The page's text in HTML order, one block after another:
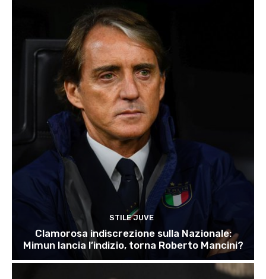
STILE JUVE
Clamorosa indiscrezione sulla Nazionale:
Mimun lancia l’indizio, torna Roberto Mancini?